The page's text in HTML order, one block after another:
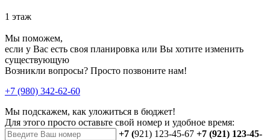
1 этаж
Мы поможем,
если у Вас есть своя планировка или Вы хотите изменить
существующую
Возникли вопросы? Просто позвоните нам!
+7 (980) 342-62-60
Мы подскажем, как уложиться в бюджет!
Для этого просто оставьте свой номер и удобное время:
+7 (921) 123-45-67 +7 (921) 123-45-